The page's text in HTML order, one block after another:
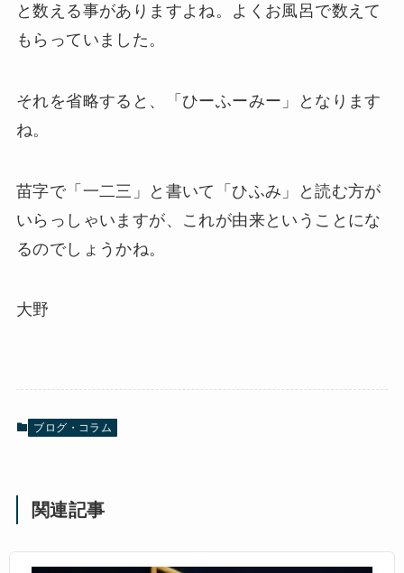
と数える事がありますよね。よくお風呂で数えて
もらっていました。
それを省略すると、「ひーふーみー」となります
ね。
苗字で「一二三」と書いて「ひふみ」と読む方が
いらっしゃいますが、これが由来ということにな
るのでしょうかね。
大野
ブログ・コラム
関連記事